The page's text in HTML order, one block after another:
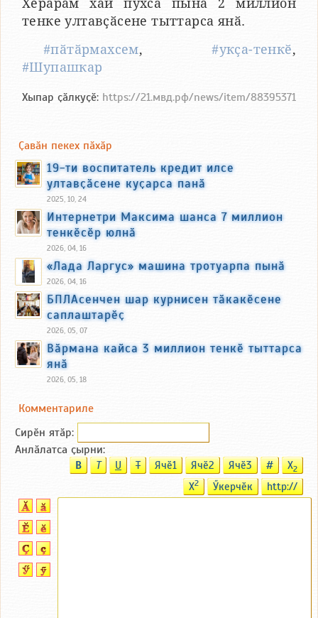
Хӗрарӑм хӑй пухса пынӑ 2 миллион
тенке ултавҫӑсене тыттарса янӑ.
#пӑтӑрмахсем,#укҫа-тенкӗ,
#Шупашкар
Хыпар ҫӑлкуҫӗ: https://21.мвд.рф/news/item/88395371
Ҫавӑн пекех пӑхӑр
19-ти воспитатель кредит илсе
ултавҫӑсене куҫарса панӑ
2025, 10, 24
Интернетри Максима шанса 7 миллион
тенкӗсӗр юлнӑ
2026, 04, 16
«Лада Ларгус» машина тротуарпа пынӑ
2026, 04, 16
БПЛАсенчен шар курнисен тӑкакӗсене
саплаштарӗҫ
2026, 05, 07
Вӑрмана кайса 3 миллион тенкӗ тыттарса
янӑ
2026, 05, 18
Комментариле
Сирӗн ятӑp:
Анлӑлатса ҫырни:
B T U T Ячӗ1 Ячӗ2 Ячӗ3 # X2
X2 Ӳкерчӗк http://